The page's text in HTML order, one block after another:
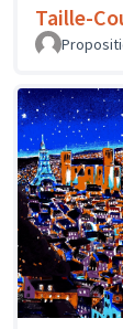
Taille-